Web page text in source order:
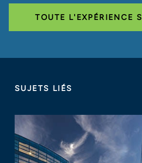
TOUTE L'EXPÉRIENCE
SUJETS LIÉS